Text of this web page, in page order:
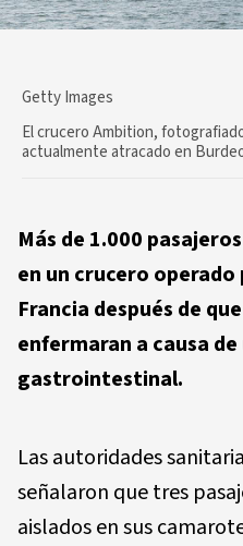
Getty Images
El crucero Ambition,
actualmente atracado en
Más de 1.000
en un crucero operado
Francia después de
enfermaran a causa
gastrointestinal.
Las autoridades
señalaron que tres
aislados en sus